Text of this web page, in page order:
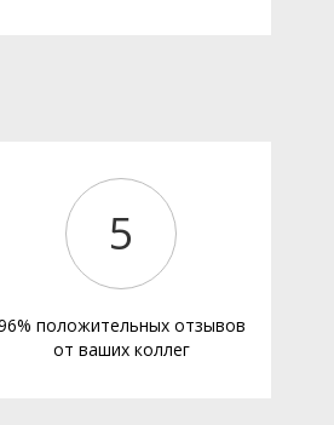
5
положительных отзывов
от ваших коллег